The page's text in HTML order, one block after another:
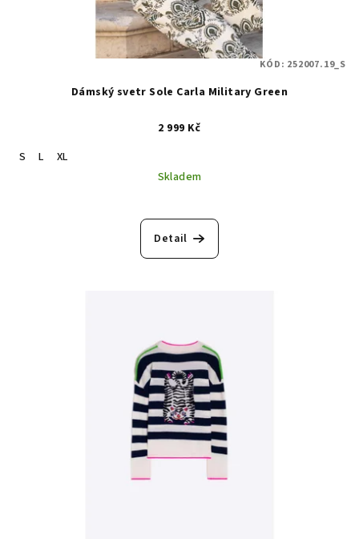
Dámský svetr Sole Carla Military Green
2 999 Kč
S
L
XL
Skladem
Detail
KÓD: 252007.19_S